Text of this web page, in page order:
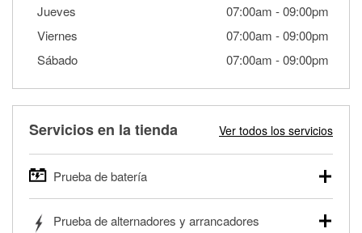
Jueves
07:00am -09:00pm
Viernes
07:00am -09:00pm
Sábado
07:00am -09:00pm
Servicios en la tienda Ver todos los servicios
Prueba de batería
autos, camionetas, SUVs, vehículos comerciales y
Prueba de alternadores y arrancadores